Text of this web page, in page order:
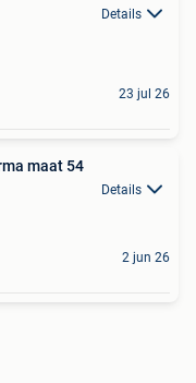
Details
23 jul 26
maat 54
Details
2 jun 26